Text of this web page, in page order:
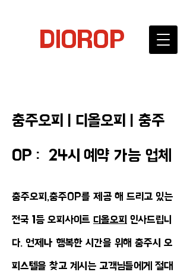
DIOROP
충주오피 | 디올오피 | 충주
OP : 24시 예약 가능 업체
충주오피,충주OP를 제공 해 드리고 있는
전국 1등 오피사이트 디올오피 인사드립니
다. 언제나 행복한 시간을 위해 충주시 오
피스텔을 찾고 계시는 고객님들에게 절대